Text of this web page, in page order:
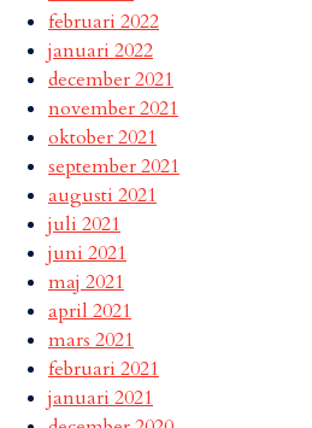
februari 2022
januari 2022
december 2021
november 2021
oktober 2021
september 2021
augusti 2021
juli 2021
juni 2021
maj 2021
april 2021
mars 2021
februari 2021
januari 2021